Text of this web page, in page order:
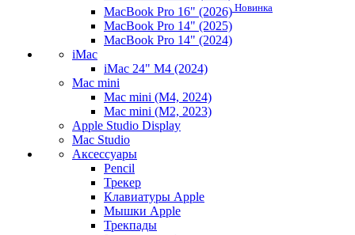
MacBook Pro 16" (2026) Новинка
MacBook Pro 14" (2025)
MacBook Pro 14" (2024)
iMac
iMac 24" M4 (2024)
Mac mini
Mac mini (M4, 2024)
Mac mini (M2, 2023)
Apple Studio Display
Mac Studio
Аксессуары
Pencil
Трекер
Клавиатуры Apple
Мышки Apple
Трекпады